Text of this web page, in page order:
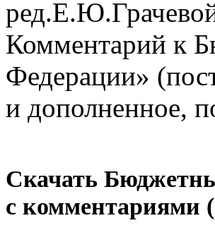
Комментарий к
Федерации»
и дополненное,
Скачать
с комментариями